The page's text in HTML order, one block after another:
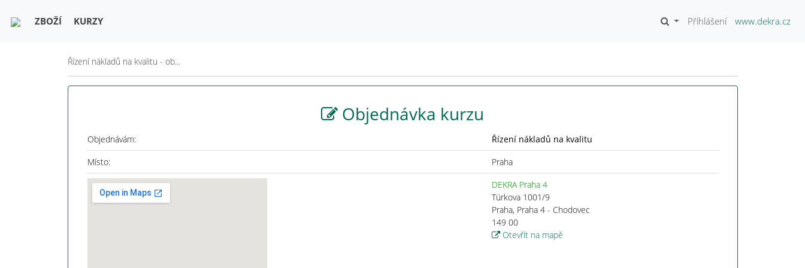
ZBOŽÍ KURZY Přihlášení www.dekra.cz
Řízení nákladů na kvalitu - ob...
Objednávka kurzu
Objednávám:
Řízení nákladů na kvalitu
Místo:
Praha
DEKRA Praha 4
Türkova 1001/9
Praha, Praha 4 - Chodovec
149 00
Otevřít na mapě